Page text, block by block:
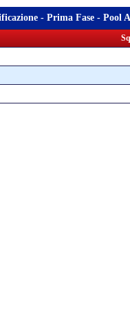
- Prima Fase - Pool